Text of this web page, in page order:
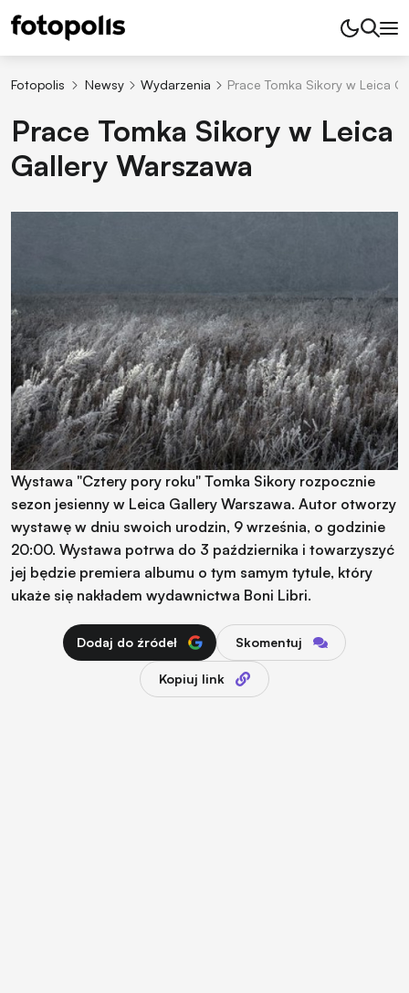
Fotopolis Newsy Wydarzenia Prace Tomka Sikory w Leica
Prace Tomka Sikory w Leica
Gallery Warszawa
Wystawa "Cztery pory roku" Tomka Sikory rozpocznie
sezon jesienny w Leica Gallery Warszawa. Autor otworzy
wystawę w dniu swoich urodzin, 9 września, o godzinie
20:00. Wystawa potrwa do 3 października i towarzyszyć
jej będzie premiera albumu o tym samym tytule, który
ukaże się nakładem wydawnictwa Boni Libri.
Dodaj do źródeł Skomentuj
Kopiuj link